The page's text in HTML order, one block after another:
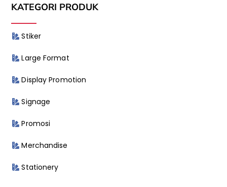
KATEGORI PRODUK
Stiker
Large Format
Display Promotion
Signage
Promosi
Merchandise
Stationery